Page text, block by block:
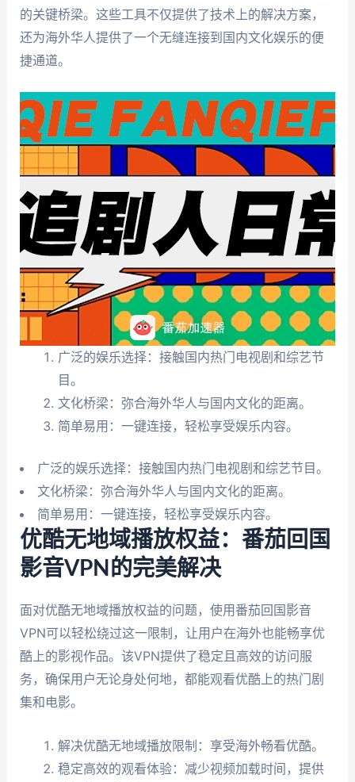
的关键桥梁。这些工具不仅提供了技术上的解决方案，
还为海外华人提供了一个无缝连接到国内文化娱乐的便
捷通道。
广泛的娱乐选择：接触国内热门电视剧和综艺节
目。
文化桥梁：弥合海外华人与国内文化的距离。
简单易用：一键连接，轻松享受娱乐内容。
广泛的娱乐选择：接触国内热门电视剧和综艺节目。
文化桥梁：弥合海外华人与国内文化的距离。
简单易用：一键连接，轻松享受娱乐内容。
优酷无地域播放权益：番茄回国
影音VPN的完美解决
面对优酷无地域播放权益的问题，使用番茄回国影音
VPN可以轻松绕过这一限制，让用户在海外也能畅享优
酷上的影视作品。该VPN提供了稳定且高效的访问服
务，确保用户无论身处何地，都能观看优酷上的热门剧
集和电影。
解决优酷无地域播放限制：享受海外畅看优酷。
稳定高效的观看体验：减少视频加载时间，提供